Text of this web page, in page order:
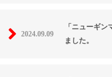
2024.09.09
「ニューギ
ました。